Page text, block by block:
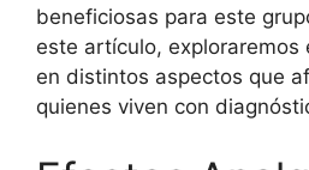
beneficiosas para este
este artículo, exploraremos
en distintos aspectos que
quienes viven con